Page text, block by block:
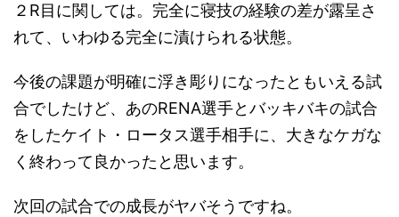
２R目に関しては。完全に寝技の経験の差が露呈さ
れて、いわゆる完全に漬けられる状態。
今後の課題が明確に浮き彫りになったともいえる試
合でしたけど、あのRENA選手とバッキバキの試合
をしたケイト・ロータス選手相手に、大きなケガな
く終わって良かったと思います。
次回の試合での成長がヤバそうですね。